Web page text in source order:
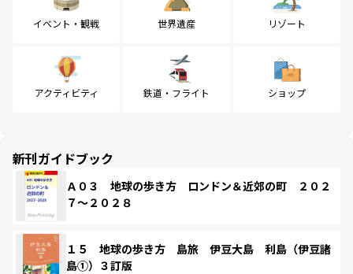
イベント・観戦 世界遺産 リゾート
アクティビティ 鉄道・フライト ショップ
新刊ガイドブック
Ａ０３ 地球の歩き方 ロンドン＆近郊の町 ２０２
７～２０２８
１５ 地球の歩き方 島旅 伊豆大島 利島（伊豆諸
島①）３訂版